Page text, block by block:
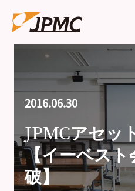
2016.06.30
JPMCアセッ
【イーベスト
破】